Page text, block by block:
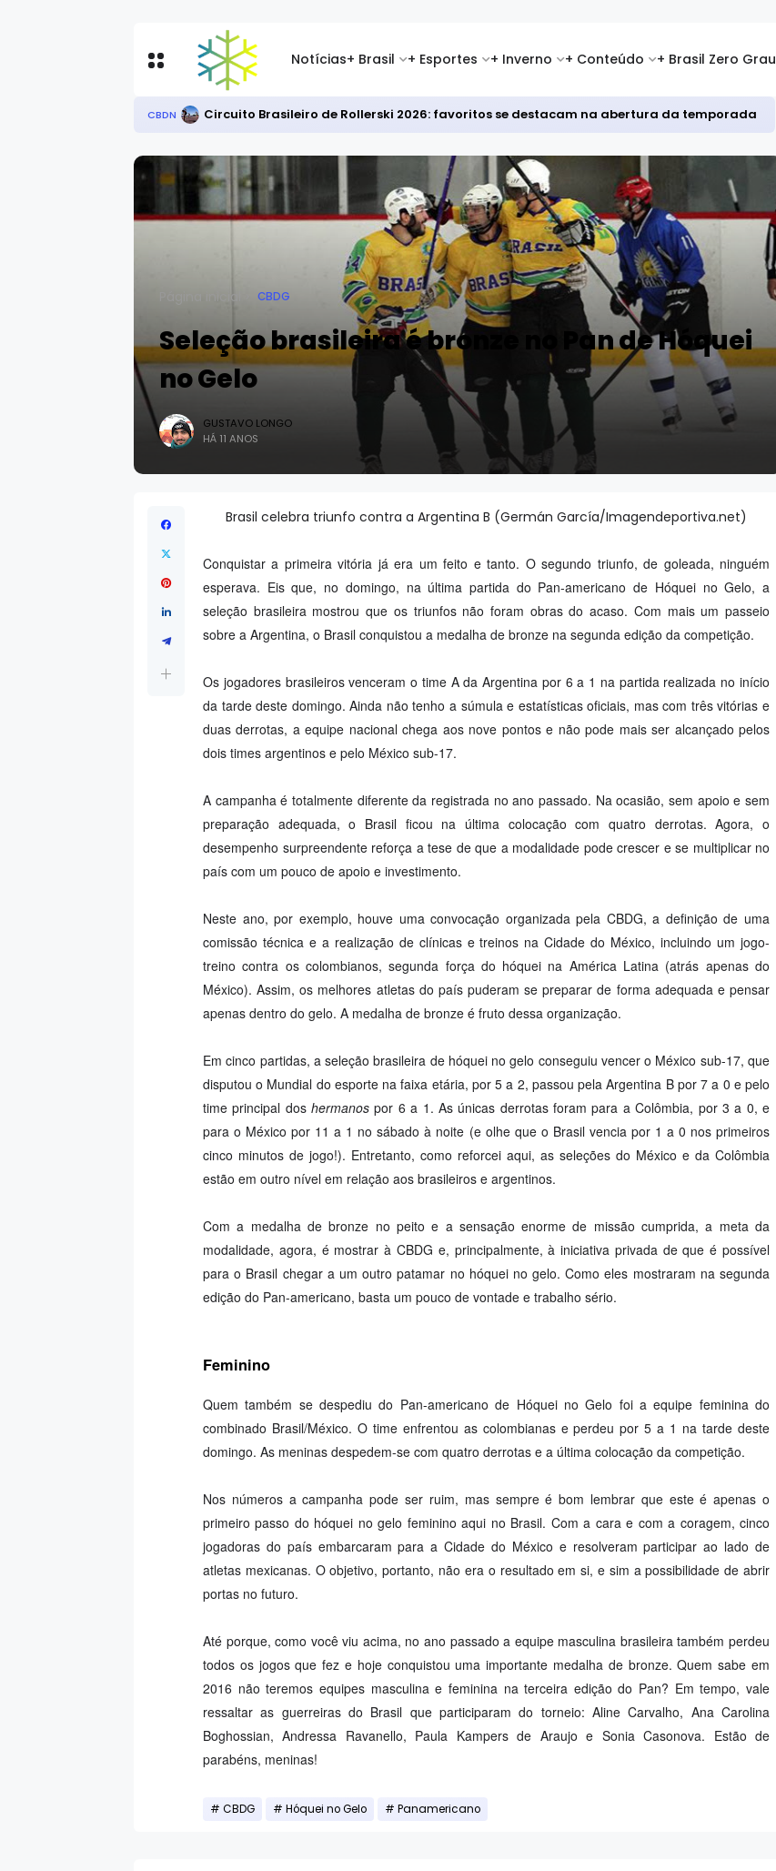
Notícias+ Brasil + Esportes + Inverno + Conteúdo + Brasil Zero Grau
CBDN Circuito Brasileiro de Rollerski 2026: favoritos se destacam na abertura da temporada
Página inicial CBDG
Seleção brasileira é bronze no Pan de Hóquei
no Gelo
GUSTAVO LONGO
HÁ 11 ANOS
Brasil celebra triunfo contra a Argentina B (Germán García/Imagendeportiva.net)
Conquistar a primeira vitória já era um feito e tanto. O segundo triunfo, de goleada, ninguém
esperava. Eis que, no domingo, na última partida do Pan-americano de Hóquei no Gelo, a
seleção brasileira mostrou que os triunfos não foram obras do acaso. Com mais um passeio
sobre a Argentina, o Brasil conquistou a medalha de bronze na segunda edição da competição.
Os jogadores brasileiros venceram o time A da Argentina por 6 a 1 na partida realizada no início
da tarde deste domingo. Ainda não tenho a súmula e estatísticas oficiais, mas com três vitórias e
duas derrotas, a equipe nacional chega aos nove pontos e não pode mais ser alcançado pelos
dois times argentinos e pelo México sub-17.
A campanha é totalmente diferente da registrada no ano passado. Na ocasião, sem apoio e sem
preparação adequada, o Brasil ficou na última colocação com quatro derrotas. Agora, o
desempenho surpreendente reforça a tese de que a modalidade pode crescer e se multiplicar no
país com um pouco de apoio e investimento.
Neste ano, por exemplo, houve uma convocação organizada pela CBDG, a definição de uma
comissão técnica e a realização de clínicas e treinos na Cidade do México, incluindo um jogo-
treino contra os colombianos, segunda força do hóquei na América Latina (atrás apenas do
México). Assim, os melhores atletas do país puderam se preparar de forma adequada e pensar
apenas dentro do gelo. A medalha de bronze é fruto dessa organização.
Em cinco partidas, a seleção brasileira de hóquei no gelo conseguiu vencer o México sub-17, que
disputou o Mundial do esporte na faixa etária, por 5 a 2, passou pela Argentina B por 7 a 0 e pelo
time principal doshermanospor 6 a 1. As únicas derrotas foram para a Colômbia, por 3 a 0, e
para o México por 11 a 1 no sábado à noite (e olhe que o Brasil vencia por 1 a 0 nos primeiros
cinco minutos de jogo!). Entretanto, como reforcei aqui, as seleções do México e da Colômbia
estão em outro nível em relação aos brasileiros e argentinos.
Com a medalha de bronze no peito e a sensação enorme de missão cumprida, a meta da
modalidade, agora, é mostrar à CBDG e, principalmente, à iniciativa privada de que é possível
para o Brasil chegar a um outro patamar no hóquei no gelo. Como eles mostraram na segunda
edição do Pan-americano, basta um pouco de vontade e trabalho sério.
Feminino
Quem também se despediu do Pan-americano de Hóquei no Gelo foi a equipe feminina do
combinado Brasil/México. O time enfrentou as colombianas e perdeu por 5 a 1 na tarde deste
domingo. As meninas despedem-se com quatro derrotas e a última colocação da competição.
Nos números a campanha pode ser ruim, mas sempre é bom lembrar que este é apenas o
primeiro passo do hóquei no gelo feminino aqui no Brasil. Com a cara e com a coragem, cinco
jogadoras do país embarcaram para a Cidade do México e resolveram participar ao lado de
atletas mexicanas. O objetivo, portanto, não era o resultado em si, e sim a possibilidade de abrir
portas no futuro.
Até porque, como você viu acima, no ano passado a equipe masculina brasileira também perdeu
todos os jogos que fez e hoje conquistou uma importante medalha de bronze. Quem sabe em
2016 não teremos equipes masculina e feminina na terceira edição do Pan? Em tempo, vale
ressaltar as guerreiras do Brasil que participaram do torneio: Aline Carvalho, Ana Carolina
Boghossian, Andressa Ravanello, Paula Kampers de Araujo e Sonia Casonova. Estão de
parabéns, meninas!
CBDG Hóquei no Gelo Panamericano